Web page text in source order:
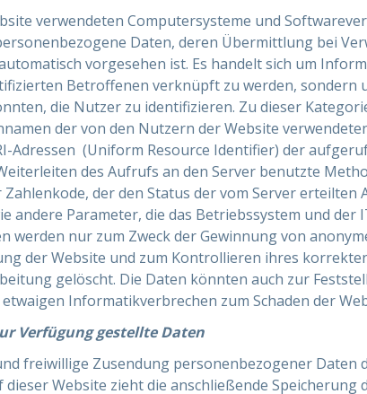
verwendeten Computersysteme und
Daten, deren Übermittlung bei
vorgesehen ist. Es handelt sich um
Betroffenen verknüpft zu werden, sondern
die Nutzer zu identifizieren. Zu dieser
der von den Nutzern der Website
Adressen (Uniform Resource Identifier) der
des Aufrufs an den Server benutzte
der den Status der vom Server erteilten
andere Parameter, die das Betriebssystem und der
werden nur zum Zweck der Gewinnung von
der Website und zum Kontrollieren ihres
gelöscht. Die Daten könnten auch zur
Informatikverbrechen zum Schaden der
Verfügung gestellte Daten
freiwillige Zusendung personenbezogener Daten
Website zieht die anschließende Speicherung